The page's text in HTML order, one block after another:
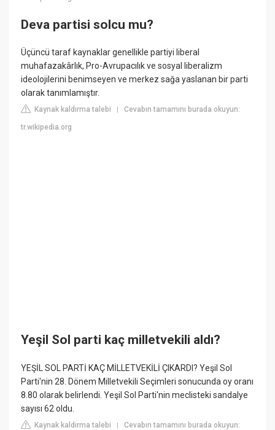
Deva partisi solcu mu?
Üçüncü taraf kaynaklar genellikle partiyi liberal
muhafazakârlık, Pro-Avrupacılık ve sosyal liberalizm
ideolojilerini benimseyen ve merkez sağa yaslanan bir parti
olarak tanımlamıştır.
Kaynak kaldırma talebi |Cevabın tamamını burada okuyun:
tr.wikipedia.org
Yeşil Sol parti kaç milletvekili aldı?
YEŞİL SOL PARTİ KAÇ MİLLETVEKİLİ ÇIKARDI? Yeşil Sol
Parti'nin 28. Dönem Milletvekili Seçimleri sonucunda oy oranı
8.80 olarak belirlendi. Yeşil Sol Parti'nin meclisteki sandalye
sayısı 62 oldu.
Kaynak kaldırma talebi |Cevabın tamamını burada okuyun: